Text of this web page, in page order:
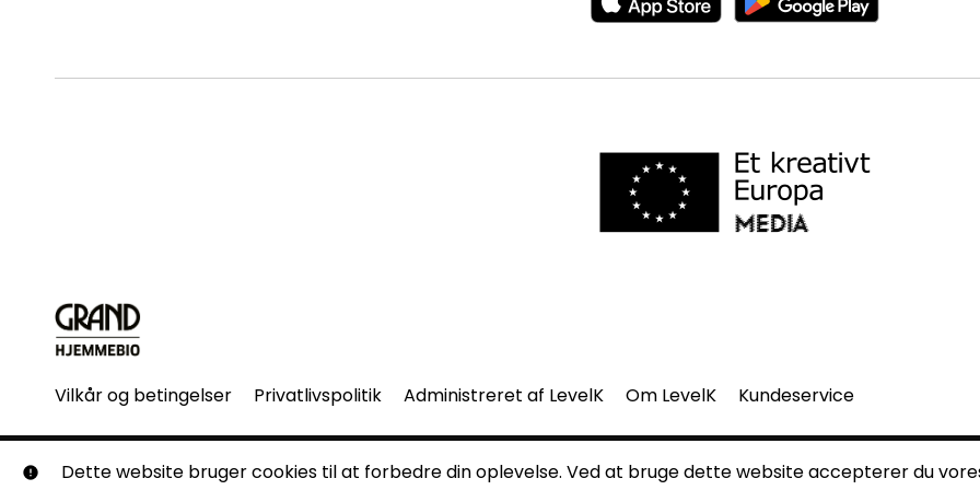
Dette website bruger cookies til at forbedre din oplevelse. Ved at bruge dette website accepterer du
Vilkår og betingelser Privatlivspolitik Administreret af LevelK Om LevelK Kundeservice
© Grand Hjemmebio. Alle rettigheder forbeholdes. Ingen del af denne side må gengives uden vores skriftlige tilladelse.